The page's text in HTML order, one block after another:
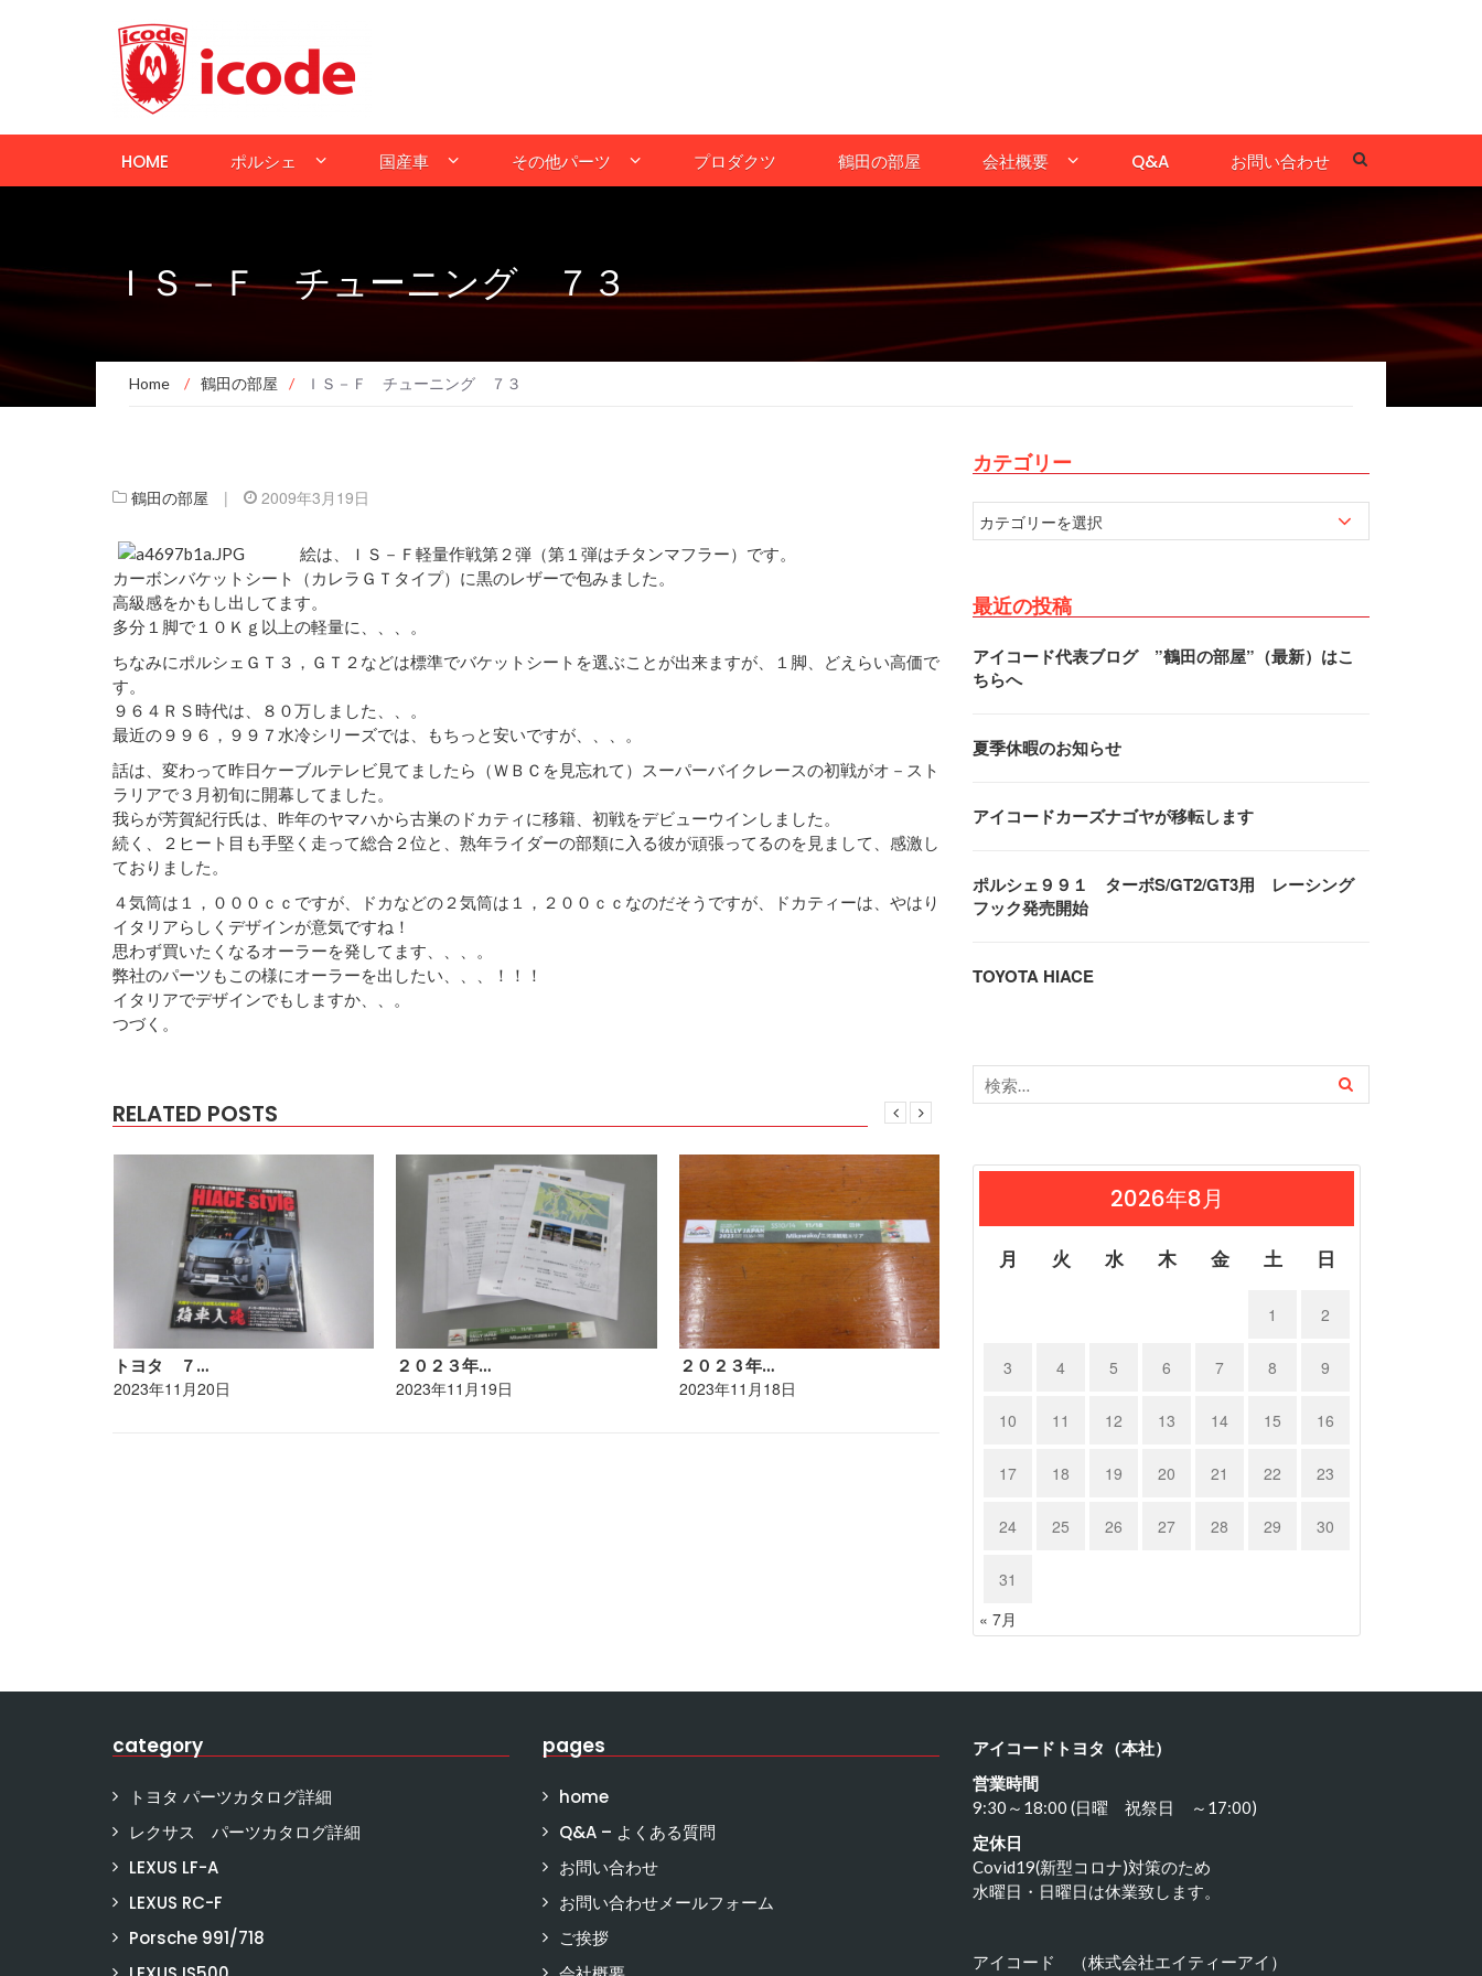
HOME ポルシェ 国産車 その他パーツ プロダクツ 鶴田の部屋 会社概要 Q&A お問い合わせ
ＩＳ－Ｆ チューニング ７３
Home / 鶴田の部屋 / ＩＳ－Ｆ チューニング ７３
鶴田の部屋 | 2009年3月19日
絵は、ＩＳ－Ｆ軽量作戦第２弾（第１弾はチタンマフラー）です。
カーボンバケットシート（カレラＧＴタイプ）に黒のレザーで包みました。
高級感をかもし出してます。
多分１脚で１０Ｋｇ以上の軽量に、、、。
ちなみにポルシェＧＴ３，ＧＴ２などは標準でバケットシートを選ぶことが出来ますが、１脚、どえらい高価で
す。
９６４ＲＳ時代は、８０万しました、、。
最近の９９６，９９７水冷シリーズでは、もちっと安いですが、、、。
話は、変わって昨日ケーブルテレビ見てましたら（ＷＢＣを見忘れて）スーパーバイクレースの初戦がオ－スト
ラリアで３月初旬に開幕してました。
我らが芳賀紀行氏は、昨年のヤマハから古巣のドカティに移籍、初戦をデビューウインしました。
続く、２ヒート目も手堅く走って総合２位と、熟年ライダーの部類に入る彼が頑張ってるのを見まして、感激し
ておりました。
４気筒は１，０００ｃｃですが、ドカなどの２気筒は１，２００ｃｃなのだそうですが、ドカティーは、やはり
イタリアらしくデザインが意気ですね！
思わず買いたくなるオーラーを発してます、、、。
弊社のパーツもこの様にオーラーを出したい、、、！！！
イタリアでデザインでもしますか、、。
つづく。
RELATED POSTS
トヨタ ７…
2023年11月20日
２０２３年…
2023年11月19日
２０２３年…
2023年11月18日
ポルシェ … ポルシェ９…
カテゴリー
最近の投稿
アイコード代表ブログ ”鶴田の部屋”（最新）はこ
ちらへ
夏季休暇のお知らせ
アイコードカーズナゴヤが移転します
ポルシェ９９１ ターボS/GT2/GT3用 レーシング
フック発売開始
TOYOTA HIACE
2026年8月
月 火 水 木 金 土 日
1 2
3 4 5 6 7 8 9
10 11 12 13 14 15 16
17 18 19 20 21 22 23
24 25 26 27 28 29 30
31
« 7月
category
トヨタ パーツカタログ詳細
レクサス パーツカタログ詳細
LEXUS LF-A
LEXUS RC-F
Porsche 991/718
pages
home
Q&A – よくある質問
お問い合わせ
お問い合わせメールフォーム
ご挨拶
アイコードトヨタ（本社）
営業時間
9:30～18:00 (日曜 祝祭日 ～17:00)
定休日
Covid19(新型コロナ)対策のため
水曜日・日曜日は休業致します。
アイコード （株式会社エイティーアイ）